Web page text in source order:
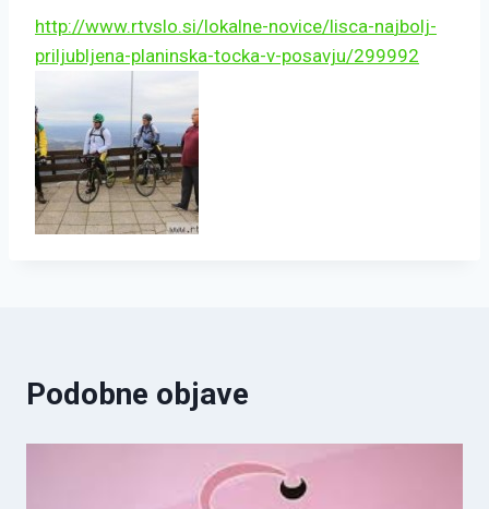
http://www.rtvslo.si/lokalne-novice/lisca-najbolj-
priljubljena-planinska-tocka-v-posavju/299992
Podobne objave